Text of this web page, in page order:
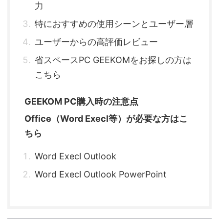
力
特におすすめの使用シーンとユーザー層
ユーザーからの高評価レビュー
省スペースPC GEEKOMをお探しの方は
こちら
GEEKOM PC購入時の注意点
Office（Word Execl等）が必要な方はこ
ちら
Word Execl Outlook
Word Execl Outlook PowerPoint